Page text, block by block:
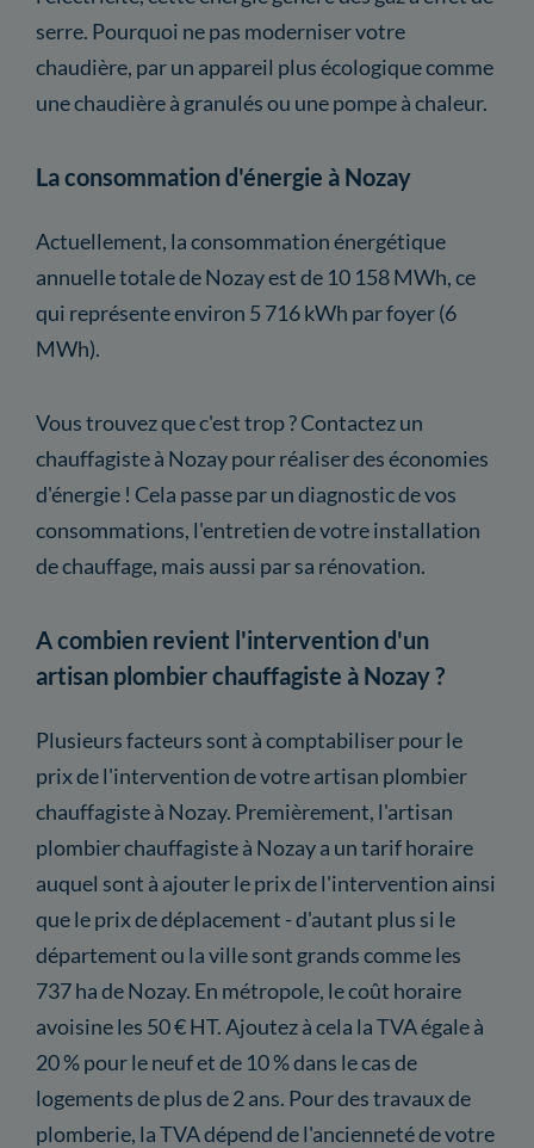
serre. Pourquoi ne pas moderniser votre
chaudière, par un appareil plus écologique comme
une chaudière à granulés ou une pompe à chaleur.
La consommation d'énergie à Nozay
Actuellement, la consommation énergétique
annuelle totale de Nozay est de 10 158 MWh, ce
qui représente environ 5 716 kWh par foyer (6
MWh).
Vous trouvez que c'est trop ? Contactez un
chauffagiste à Nozay pour réaliser des économies
d'énergie ! Cela passe par un diagnostic de vos
consommations, l'entretien de votre installation
de chauffage, mais aussi par sa rénovation.
A combien revient l'intervention d'un
artisan plombier chauffagiste à Nozay ?
Plusieurs facteurs sont à comptabiliser pour le
prix de l'intervention de votre artisan plombier
chauffagiste à Nozay. Premièrement, l'artisan
plombier chauffagiste à Nozay a un tarif horaire
auquel sont à ajouter le prix de l'intervention ainsi
que le prix de déplacement - d'autant plus si le
département ou la ville sont grands comme les
737 ha de Nozay. En métropole, le coût horaire
avoisine les 50 € HT. Ajoutez à cela la TVA égale à
20 % pour le neuf et de 10 % dans le cas de
logements de plus de 2 ans. Pour des travaux de
plomberie, la TVA dépend de l'ancienneté de votre